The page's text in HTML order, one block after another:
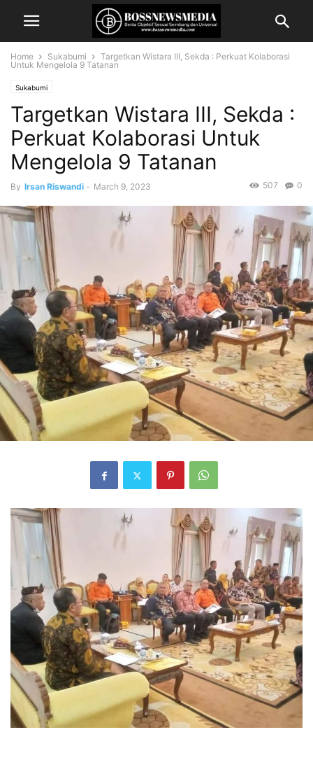
Home Sukabumi
Targetkan Wistara III, Sekda : Perkuat Kolaborasi
Untuk Mengelola 9 Tatanan
Sukabumi
Targetkan Wistara III, Sekda :
Perkuat Kolaborasi Untuk
Mengelola 9 Tatanan
By Irsan Riswandi - March 9, 2023 0
507